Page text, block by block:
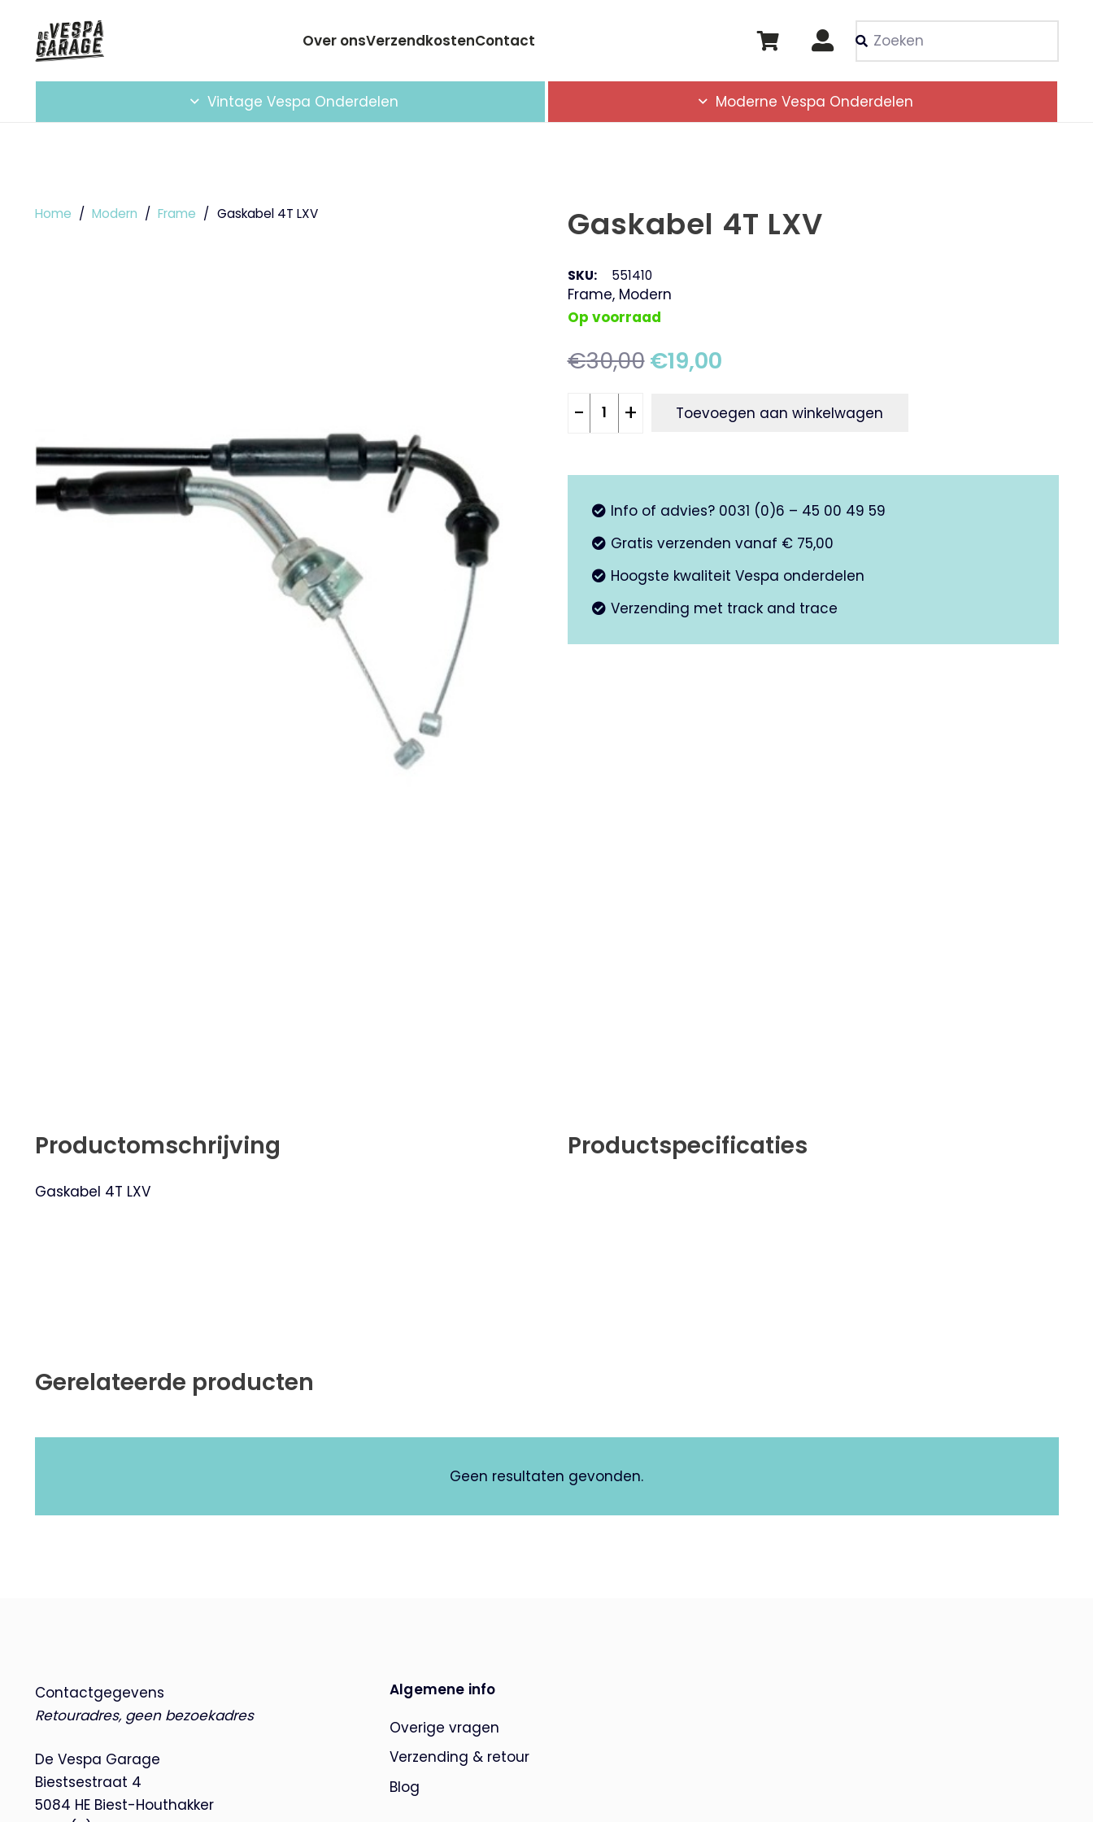
Over onsVerzendkostenContact
Als de resultaten voor
Vintage Vespa Onderdelen Moderne Vespa Onderdelen
Home / Modern / Frame / Gaskabel 4T LXV Gaskabel 4T LXV
SKU: 551410
Frame, Modern
Op voorraad
€30,00Oorspronkelijke
prijs
was:
€30,00.
€19,00Huidige
is:
€19,00.
Gaskabel
aantal
- + Toevoegen aan winkelwagen
Info of advies? 0031 (0)6 – 45 00 49 59
Gratis verzenden vanaf € 75,00
Hoogste kwaliteit Vespa onderdelen
Verzending met track and trace
Productomschrijving
Gaskabel 4T LXV
Productspecificaties
Gerelateerde producten
Geen resultaten gevonden.
Contactgegevens
Retouradres, geen bezoekadres
De Vespa Garage
Biestsestraat 4
5084 HE Biest-Houthakker
Algemene info
Overige vragen
Verzending & retour
Blog